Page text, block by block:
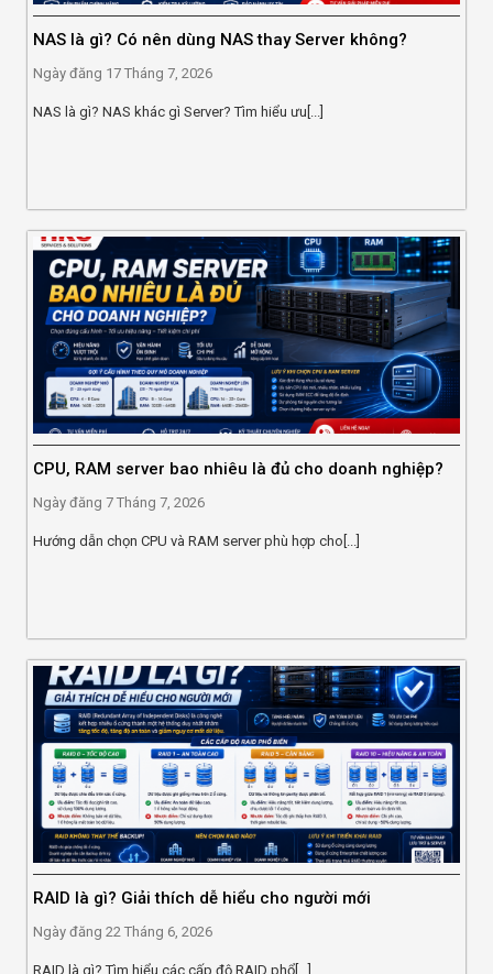
NAS là gì? Có nên dùng NAS thay Server không?
Ngày đăng 17 Tháng 7, 2026
NAS là gì? NAS khác gì Server? Tìm hiểu ưu[...]
CPU, RAM server bao nhiêu là đủ cho doanh nghiệp?
Ngày đăng 7 Tháng 7, 2026
Hướng dẫn chọn CPU và RAM server phù hợp cho[...]
RAID là gì? Giải thích dễ hiểu cho người mới
Ngày đăng 22 Tháng 6, 2026
RAID là gì? Tìm hiểu các cấp độ RAID phổ[...]